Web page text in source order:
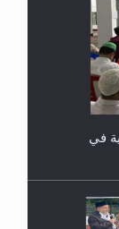
في